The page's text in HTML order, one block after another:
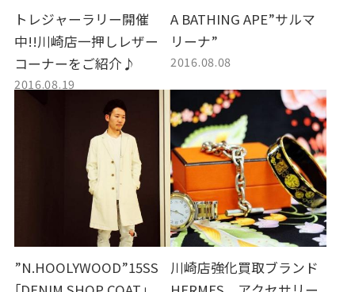
トレジャーラリー開催
中!!川崎店一押しレザー
コーナーをご紹介♪
2016.08.19
A BATHING APE”サルマ
リーナ”
2016.08.08
”N.HOOLYWOOD”15SS
川崎店強化買取ブランド